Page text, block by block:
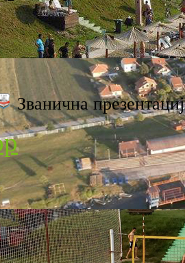
са торња
из ваздуха
Званична